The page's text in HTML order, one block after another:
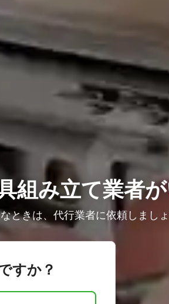
組み立て業者
ときは、代行業者に依頼しましょ
すか？